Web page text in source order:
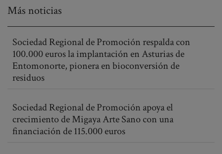
Más noticias
Sociedad Regional de Promoción respalda con
100.000 euros la implantación en Asturias de
Entomonorte, pionera en bioconversión de
residuos
Sociedad Regional de Promoción apoya el
crecimiento de Migaya Arte Sano con una
financiación de 115.000 euros